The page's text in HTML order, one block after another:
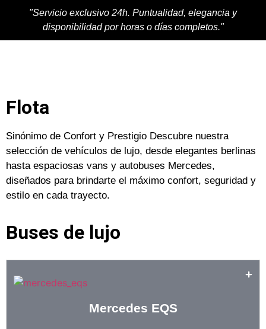
"Servicio exclusivo 24h. Puntualidad, elegancia y
disponibilidad por horas o días completos."
Flota
Sinónimo de Confort y Prestigio Descubre nuestra
selección de vehículos de lujo, desde elegantes berlinas
hasta espaciosas vans y autobuses Mercedes,
diseñados para brindarte el máximo confort, seguridad y
estilo en cada trayecto.
Buses de lujo
Mercedes EQS